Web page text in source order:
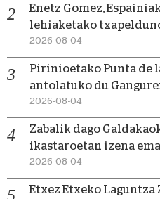
Enetz Gomez,
lehiaketako
2026-08-04
Pirinioetako Punta de
antolatuko du
2026-08-04
Zabalik dago
ikastaroetan izena
2026-08-04
Etxez Etxeko